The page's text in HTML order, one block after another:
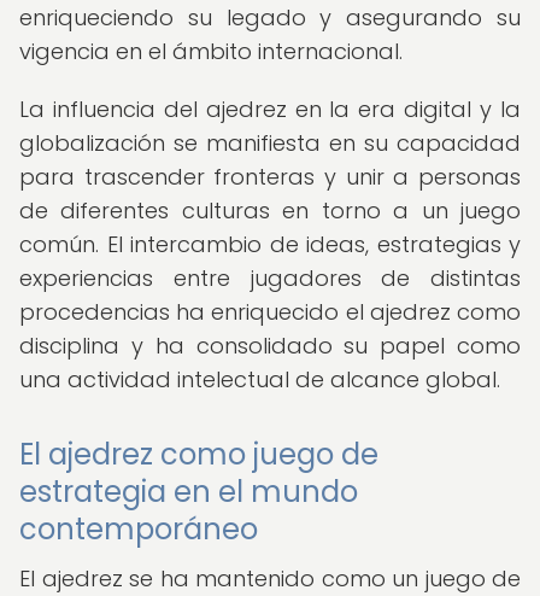
enriqueciendo su legado y asegurando su
vigencia en el ámbito internacional.
La influencia del ajedrez en la era digital y la
globalización se manifiesta en su capacidad
para trascender fronteras y unir a personas
de diferentes culturas en torno a un juego
común. El intercambio de ideas, estrategias y
experiencias entre jugadores de distintas
procedencias ha enriquecido el ajedrez como
disciplina y ha consolidado su papel como
una actividad intelectual de alcance global.
El ajedrez como juego de
estrategia en el mundo
contemporáneo
El ajedrez se ha mantenido como un juego de